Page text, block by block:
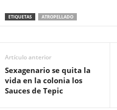
ETIQUETAS ATROPELLADO
Artículo anterior
Sexagenario se quita la
vida en la colonia los
Sauces de Tepic